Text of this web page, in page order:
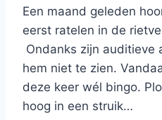
Een maand geleden
eerst ratelen in de
Ondanks zijn auditieve
hem niet te zien.
deze keer wél bingo.
hoog in een struik…